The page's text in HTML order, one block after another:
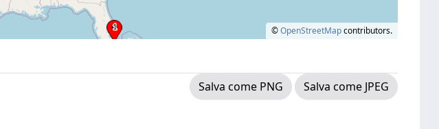
©OpenStreetMapcontributors.
Salva come PNG
Salva come JPEG